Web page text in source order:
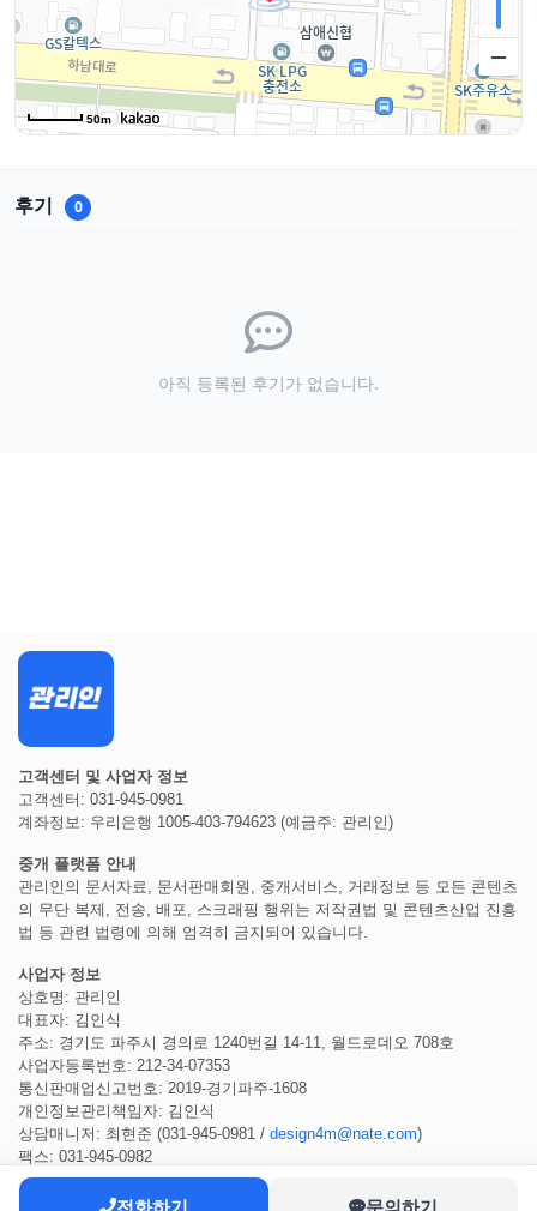
50m
후기 0
아직 등록된 후기가 없습니다.
전화하기 문의하기
고객센터 및 사업자 정보
고객센터: 031-945-0981
계좌정보: 우리은행 1005-403-794623 (예금주: 관리인)
중개 플랫폼 안내
관리인의 문서자료, 문서판매회원, 중개서비스, 거래정보 등 모든 콘텐츠
의 무단 복제, 전송, 배포, 스크래핑 행위는 저작권법 및 콘텐츠산업 진흥
법 등 관련 법령에 의해 엄격히 금지되어 있습니다.
사업자 정보
상호명: 관리인
대표자: 김인식
주소: 경기도 파주시 경의로 1240번길 14-11, 월드로데오 708호
사업자등록번호: 212-34-07353
통신판매업신고번호: 2019-경기파주-1608
개인정보관리책임자: 김인식
상담매니저: 최현준 (031-945-0981 / design4m@nate.com)
팩스: 031-945-0982